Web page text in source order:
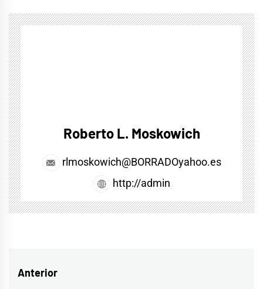
Roberto L. Moskowich
rlmoskowich@BORRADOyahoo.es
http://admin
Navegación
Anterior